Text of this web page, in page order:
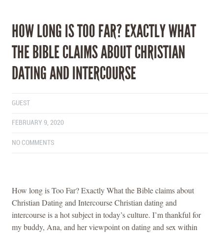
HOW LONG IS TOO FAR? EXACTLY WHAT
THE BIBLE CLAIMS ABOUT CHRISTIAN
DATING AND INTERCOURSE
GUEST
FEBRUARY 9, 2020
NO COMMENTS
How long is Too Far? Exactly What the Bible claims about
Christian Dating and Intercourse Christian dating and
intercourse is a hot subject in today’s culture. I’m thankful for
my buddy, Ana, and her viewpoint on dating and sex within